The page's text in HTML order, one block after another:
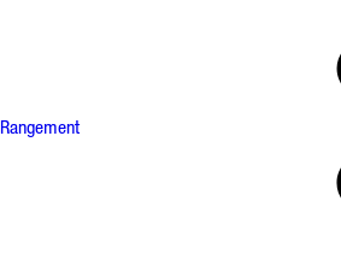
Rangement